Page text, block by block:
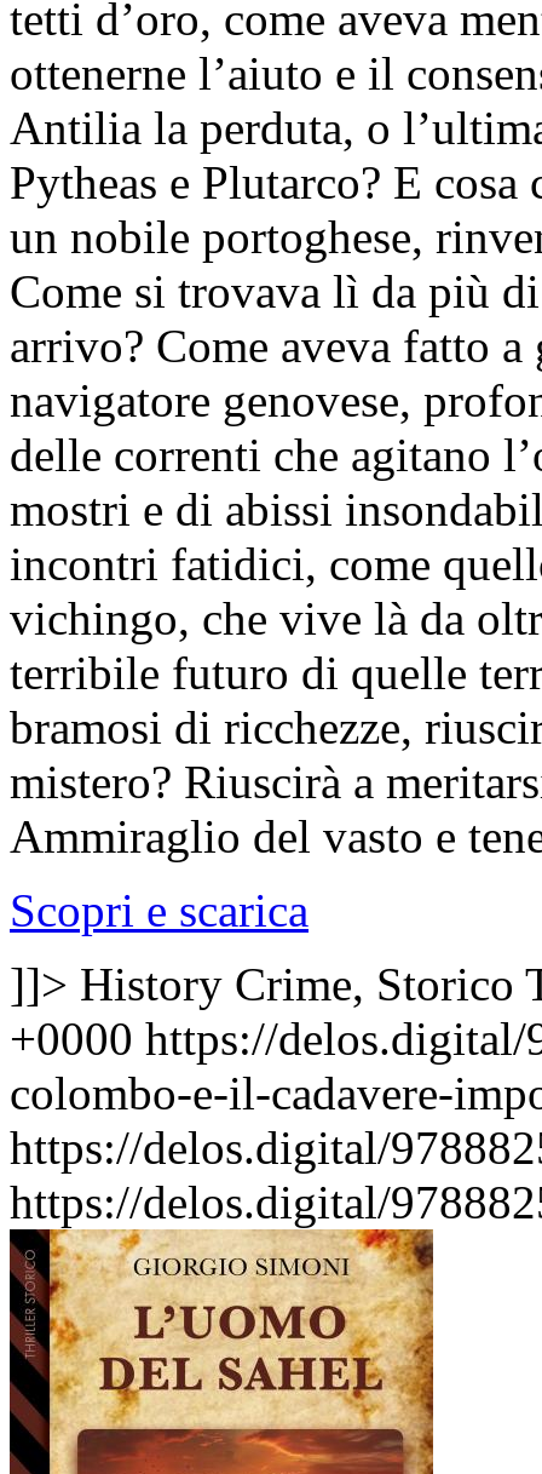
tetti d’oro, come aveva
ottenerne l’aiuto e il
Antilia la perduta, o
Pytheas e Plutarco? E
un nobile portoghese,
Come si trovava lì da più
arrivo? Come aveva fatto
navigatore genovese,
delle correnti che agitano
mostri e di abissi
incontri fatidici, come
vichingo, che vive là da
terribile futuro di quelle
bramosi di ricchezze,
mistero? Riuscirà a
Ammiraglio del vasto e
Scopri e scarica
]]> History Crime, Storico
+0000 https://
colombo-e-il-cadavere-
https://delos.digital/
https://delos.digital/